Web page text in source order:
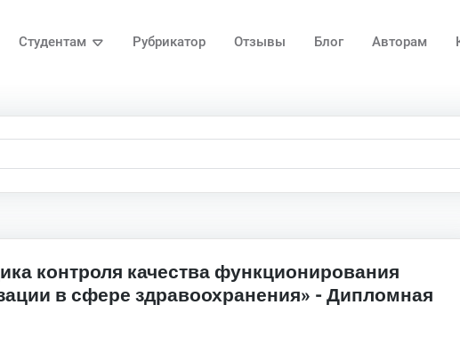
Студентам Рубрикатор Отзывы Блог Авторам
контроля качества функционирования
в сфере здравоохранения» - Дипломная